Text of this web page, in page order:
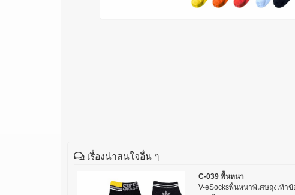
เรื่องน่าสนใจอื่น ๆ
C-039 พื้นหนา
V-eSocksพื้นหนาพิเศษถุงเ